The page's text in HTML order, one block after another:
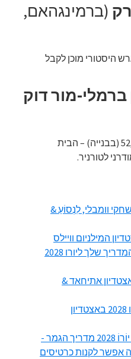
(ברמינגהאם,
פארק: 42,000 – מגרש היסטורי מוכן לקבל
– יְכוֹלֶת: 52,888 (בבנייה) – הבית
לטורניר.
- משחקי וומבלי, לִנְסוֹעַ &
יוֹרוֹ 2028 כרטיסים וילה פארק: המדריך שלך ליורו 2028
אצטדיון אתיחאד &
יוֹרוֹ 2028 כרטיסים לספרס - יורו 2028 באצטדיון
יוֹרוֹ 2028 כרטיסים של וומבלי & יוֹרוֹ 2028 מדריך הגמר -
אפשר לקנות כרטיסים